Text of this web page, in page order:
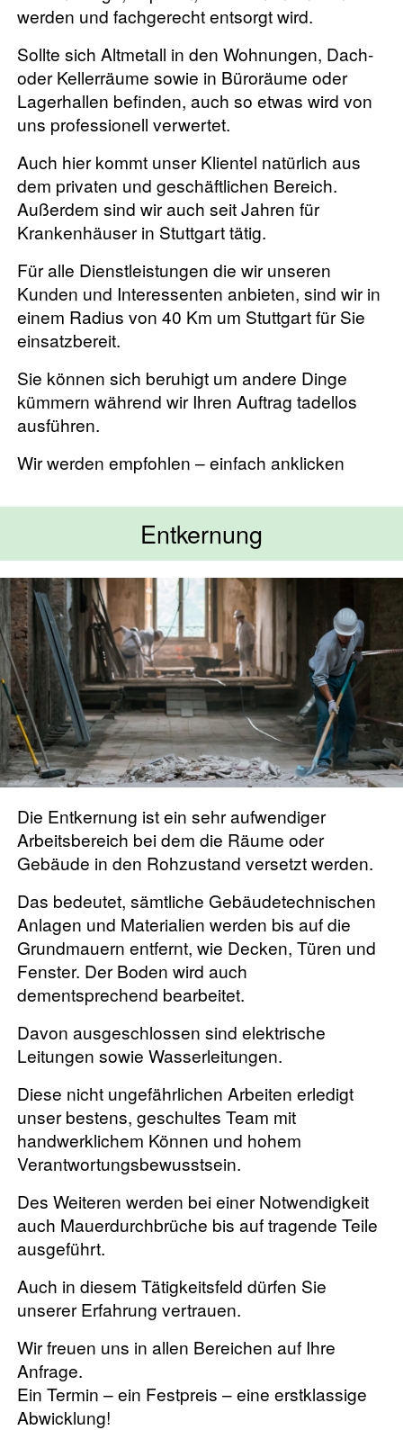
werden und fachgerecht entsorgt wird.
Sollte sich Altmetall in den Wohnungen, Dach-
oder Kellerräume sowie in Büroräume oder
Lagerhallen befinden, auch so etwas wird von
uns professionell verwertet.
Auch hier kommt unser Klientel natürlich aus
dem privaten und geschäftlichen Bereich.
Außerdem sind wir auch seit Jahren für
Krankenhäuser in Stuttgart tätig.
Für alle Dienstleistungen die wir unseren
Kunden und Interessenten anbieten, sind wir in
einem Radius von 40 Km um Stuttgart für Sie
einsatzbereit.
Sie können sich beruhigt um andere Dinge
kümmern während wir Ihren Auftrag tadellos
ausführen.
Wir werden empfohlen – einfach anklicken
Entkernung
Die Entkernung ist ein sehr aufwendiger
Arbeitsbereich bei dem die Räume oder
Gebäude in den Rohzustand versetzt werden.
Das bedeutet, sämtliche Gebäudetechnischen
Anlagen und Materialien werden bis auf die
Grundmauern entfernt, wie Decken, Türen und
Fenster. Der Boden wird auch
dementsprechend bearbeitet.
Davon ausgeschlossen sind elektrische
Leitungen sowie Wasserleitungen.
Diese nicht ungefährlichen Arbeiten erledigt
unser bestens, geschultes Team mit
handwerklichem Können und hohem
Verantwortungsbewusstsein.
Des Weiteren werden bei einer Notwendigkeit
auch Mauerdurchbrüche bis auf tragende Teile
ausgeführt.
Auch in diesem Tätigkeitsfeld dürfen Sie
unserer Erfahrung vertrauen.
Wir freuen uns in allen Bereichen auf Ihre
Anfrage.
Ein Termin – ein Festpreis – eine erstklassige
Abwicklung!